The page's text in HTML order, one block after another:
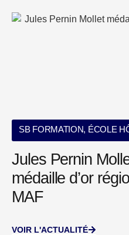
SB FORMATION, ÉCOLE
Jules Pernin
médaille d’or
MAF
VOIR L'ACTUALITÉ